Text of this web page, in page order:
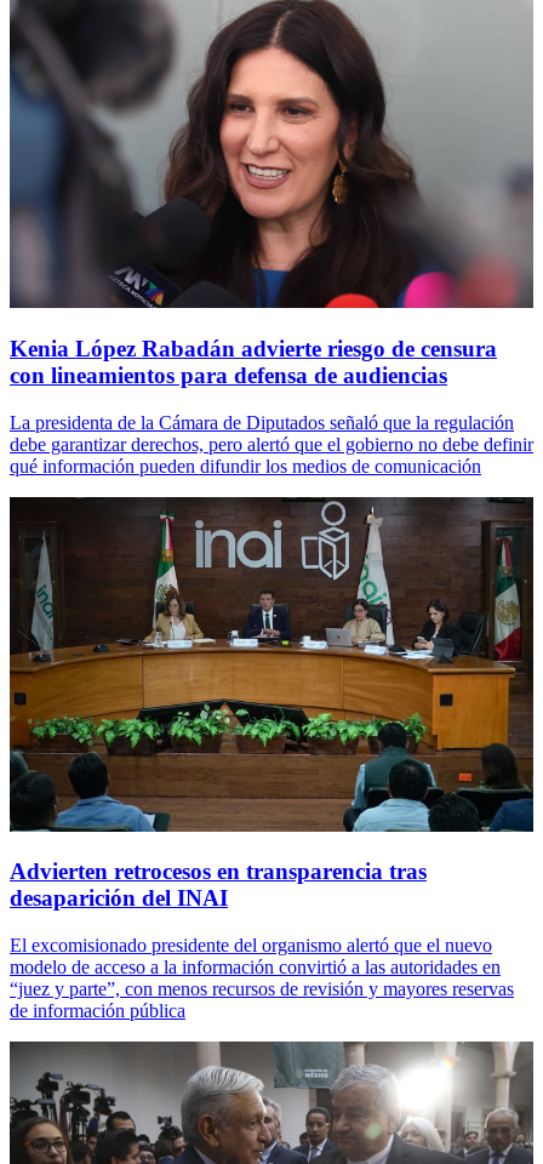
Kenia López Rabadán advierte riesgo de censura
con lineamientos para defensa de audiencias
La presidenta de la Cámara de Diputados señaló que la regulación
debe garantizar derechos, pero alertó que el gobierno no debe definir
qué información pueden difundir los medios de comunicación
Advierten retrocesos en transparencia tras
desaparición del INAI
El excomisionado presidente del organismo alertó que el nuevo
modelo de acceso a la información convirtió a las autoridades en
“juez y parte”, con menos recursos de revisión y mayores reservas
de información pública